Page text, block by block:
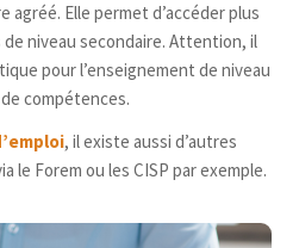
agréé. Elle permet d’accéder plus
niveau secondaire. Attention, il
pour l’enseignement de niveau
compétences.
, il existe aussi d’autres
le Forem ou les CISP par exemple.